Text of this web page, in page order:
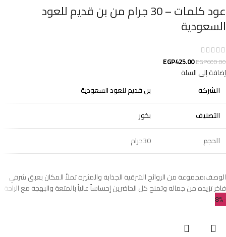
عود كلمات – 30 جرام من بن قديم للعود
السعودية
EGP600.00
EGP425.00
إضافة إلى السلة
الشركة
بن قديم للعود السعودية
التصنيف
بخور
الحجم
30جرام
الوصف:مجموعة من الروائح الشرقية الجذابة والمثيرة تملأ المكان بعبق شرقي
فاخر تزيده من جماله وتمنح كل الحاضرين إحساساً عالياً بالمتعة والبهجة مع الراحة
-8%